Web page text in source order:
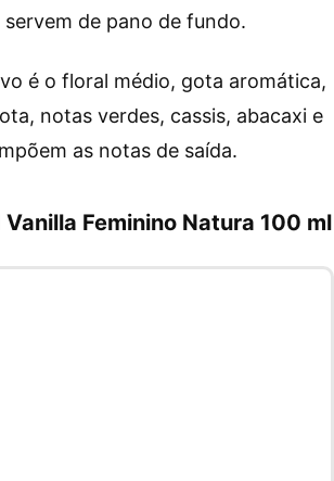
de pano de fundo.
é o floral médio, gota aromática,
notas verdes, cassis, abacaxi e
as notas de saída.
Vanilla Feminino Natura 100 ml